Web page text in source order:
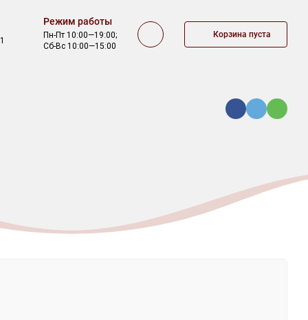
Режим работы
Пн-Пт 10:00—19:00;
Сб-Вс 10:00—15:00
Корзина пуста